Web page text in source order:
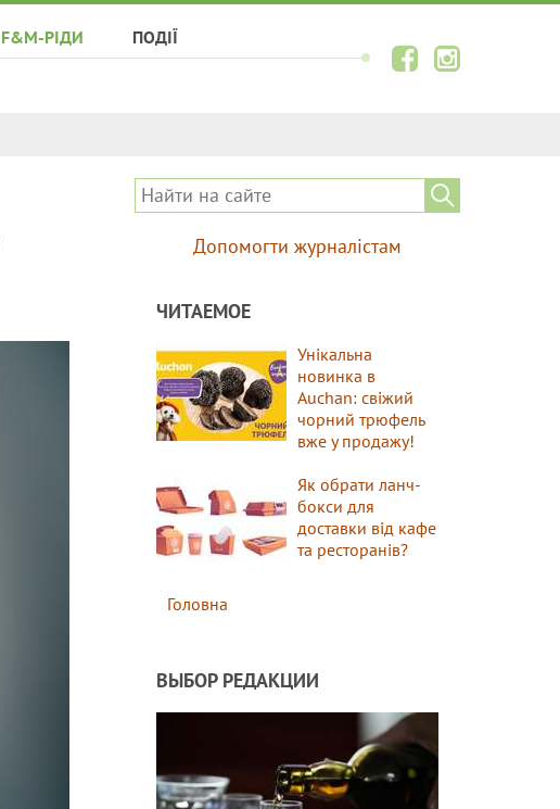
F&M-РІДИ ПОДІЇ
Допомогти журналістам
ЧИТАЕМОЕ
Унікальна
новинка в
Auchan: свіжий
чорний трюфель
вже у продажу!
Як обрати ланч-
бокси для
доставки від кафе
та ресторанів?
Головна
ВЫБОР РЕДАКЦИИ